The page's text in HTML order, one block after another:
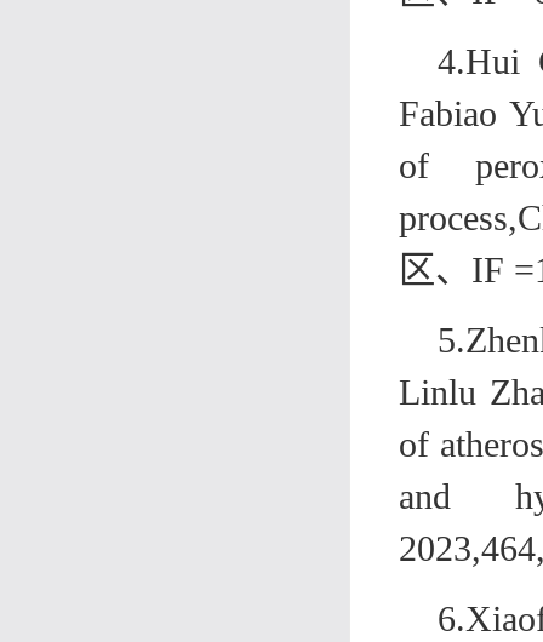
4.Hui
Fabiao
of
区、 IF
5.
Linlu
of
and